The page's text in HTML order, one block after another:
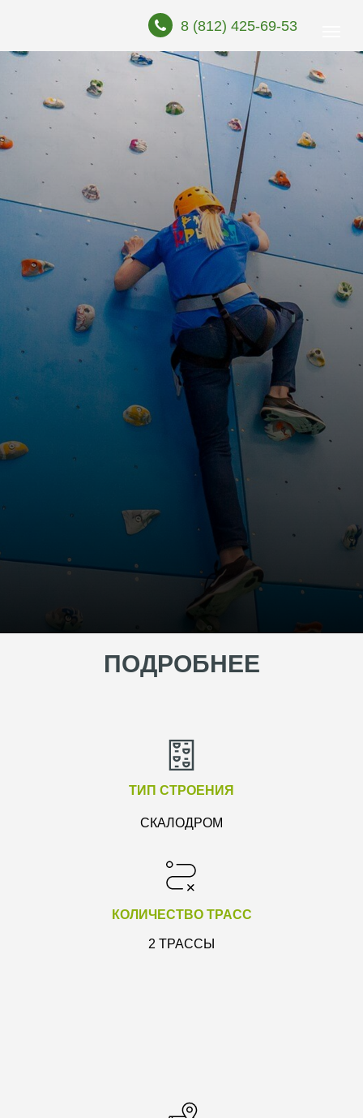
8 (812) 425-69-53
СКАЛОДРОМ
ТИП СТРОЕНИЯ
КОЛИЧЕСТВО ТРАСС
ПОДРОБНЕЕ
2 ТРАССЫ